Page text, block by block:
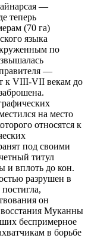
—
теперь
(70 га)
языка
по
—
к VIII-VII векам до
на место
относятся к
под своими
титул
и вплоть до кон.
разрушен в
он
восстания Муканны
беспримерное
в борьбе